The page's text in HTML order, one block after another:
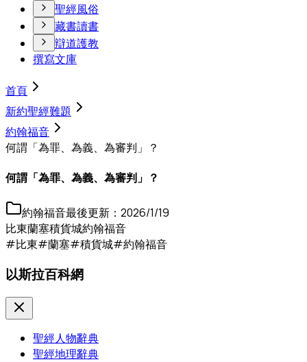
聖經風俗
藏書讀書
辯道護教
撰寫文庫
首頁
新約聖經難題
約翰福音
何謂「為罪、為義、為審判」？
何謂「為罪、為義、為審判」？
約翰福音最後更新： 2026/1/19
比東蘭塞積貨城約翰福音
#比東#蘭塞#積貨城#約翰福音
以斯拉百科網
聖經人物辭典
聖經地理辭典